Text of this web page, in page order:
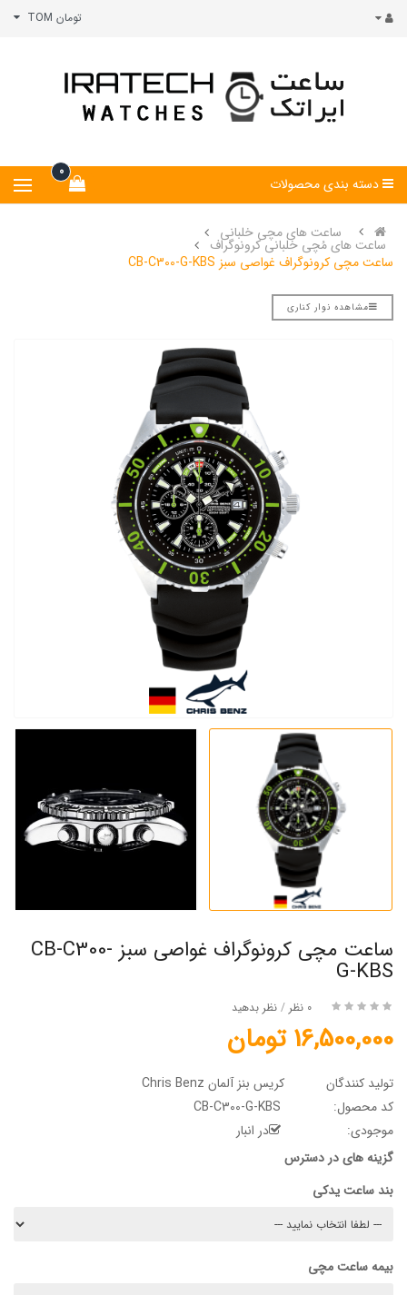
تومان TOM
0
دسته بندی محصولات
ساعت های مچی خلبانی
ساعت های مُچی خلبانی کرونوگراف
ساعت مچی کرونوگراف غواصی سبز CB-C300-G-KBS
مشاهده نوار کناری
ساعت مچی کرونوگراف غواصی سبز CB-C300-
G-KBS
0 نظر / نظر بدهید
16,500,000 تومان
تولید کنندگان
کریس بنز آلمان Chris Benz
کد محصول:
موجودی:
در انبار
گزینه های در دسترس
بند ساعت یدکی
بیمه ساعت مچی